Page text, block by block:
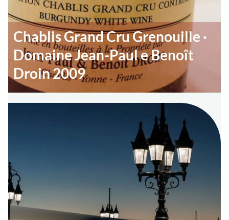
Chablis Grand Cru Grenouille ·
Domaine Jean-Paul e Benoît
Droin 2009